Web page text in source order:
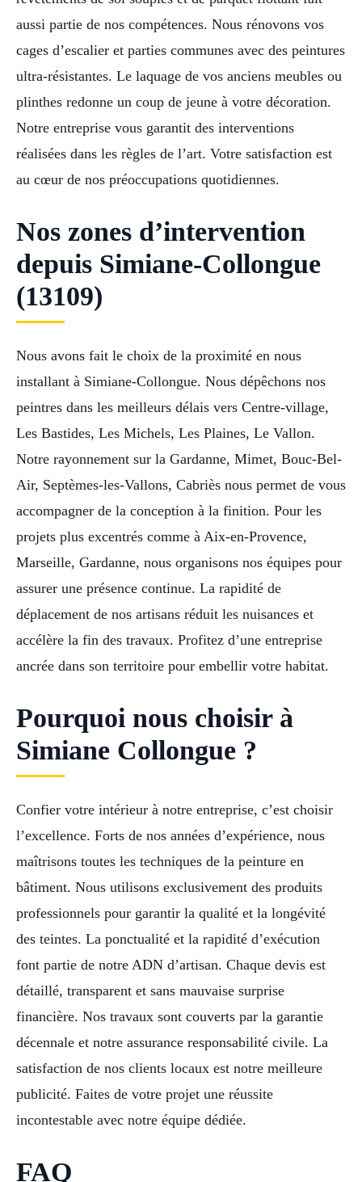
aussi partie de nos compétences. Nous rénovons vos
cages d’escalier et parties communes avec des peintures
ultra-résistantes. Le laquage de vos anciens meubles ou
plinthes redonne un coup de jeune à votre décoration.
Notre entreprise vous garantit des interventions
réalisées dans les règles de l’art. Votre satisfaction est
au cœur de nos préoccupations quotidiennes.
Nos zones d’intervention
depuis Simiane-Collongue
(13109)
Nous avons fait le choix de la proximité en nous
installant à Simiane-Collongue. Nous dépêchons nos
peintres dans les meilleurs délais vers Centre-village,
Les Bastides, Les Michels, Les Plaines, Le Vallon.
Notre rayonnement sur la Gardanne, Mimet, Bouc-Bel-
Air, Septèmes-les-Vallons, Cabriès nous permet de vous
accompagner de la conception à la finition. Pour les
projets plus excentrés comme à Aix-en-Provence,
Marseille, Gardanne, nous organisons nos équipes pour
assurer une présence continue. La rapidité de
déplacement de nos artisans réduit les nuisances et
accélère la fin des travaux. Profitez d’une entreprise
ancrée dans son territoire pour embellir votre habitat.
Pourquoi nous choisir à
Simiane Collongue ?
Confier votre intérieur à notre entreprise, c’est choisir
l’excellence. Forts de nos années d’expérience, nous
maîtrisons toutes les techniques de la peinture en
bâtiment. Nous utilisons exclusivement des produits
professionnels pour garantir la qualité et la longévité
des teintes. La ponctualité et la rapidité d’exécution
font partie de notre ADN d’artisan. Chaque devis est
détaillé, transparent et sans mauvaise surprise
financière. Nos travaux sont couverts par la garantie
décennale et notre assurance responsabilité civile. La
satisfaction de nos clients locaux est notre meilleure
publicité. Faites de votre projet une réussite
incontestable avec notre équipe dédiée.
FAQ